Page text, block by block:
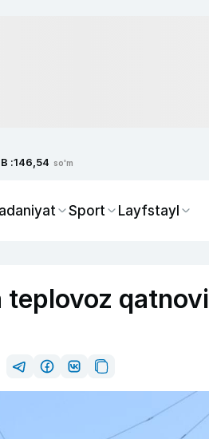
:146,54 so'm
Sport Layfstayl
qatnovi